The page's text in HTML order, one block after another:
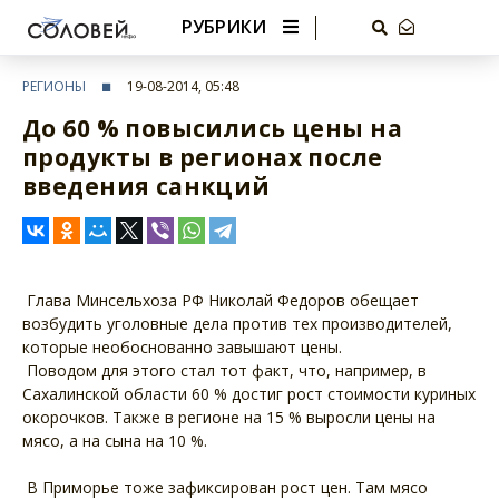
РУБРИКИ
РЕГИОНЫ 19-08-2014, 05:48
До 60 % повысились цены на
продукты в регионах после
введения санкций
Глава Минсельхоза РФ Николай Федоров обещает
возбудить уголовные дела против тех производителей,
которые необоснованно завышают цены.
Поводом для этого стал тот факт, что, например, в
Сахалинской области 60 % достиг рост стоимости куриных
окорочков. Также в регионе на 15 % выросли цены на
мясо, а на сына на 10 %.
В Приморье тоже зафиксирован рост цен. Там мясо